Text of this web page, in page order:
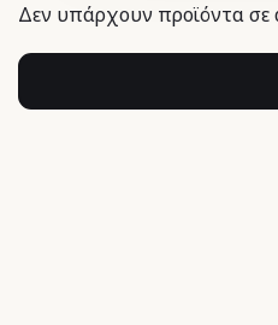
Δεν υπάρχουν προϊόντα σε